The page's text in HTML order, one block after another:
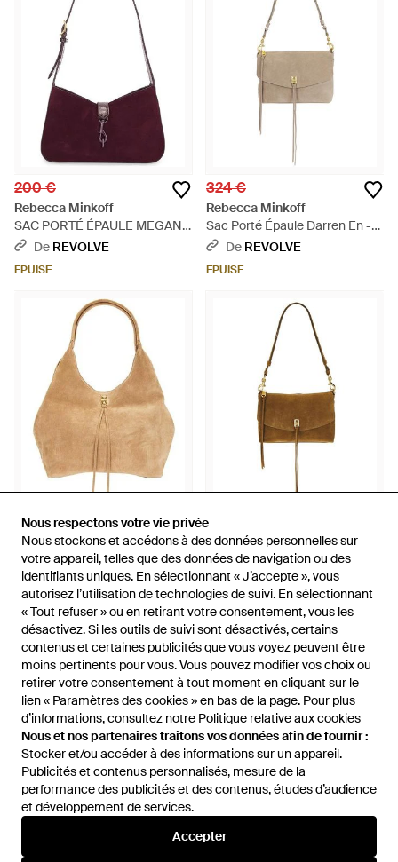
Nous respectons votre vie privée
Nous stockons et accédons à des données personnelles sur
votre appareil, telles que des données de navigation ou des
identifiants uniques. En sélectionnant « J’accepte », vous
autorisez l’utilisation de technologies de suivi. En sélectionnant
« Tout refuser » ou en retirant votre consentement, vous les
désactivez. Si les outils de suivi sont désactivés, certains
contenus et certaines publicités que vous voyez peuvent être
moins pertinents pour vous. Vous pouvez modifier vos choix ou
retirer votre consentement à tout moment en cliquant sur le
lien « Paramètres des cookies » en bas de la page. Pour plus
d’informations, consultez notre Politique relative aux cookies
Nous et nos partenaires traitons vos données afin de fournir :
Stocker et/ou accéder à des informations sur un appareil.
Publicités et contenus personnalisés, mesure de la
performance des publicités et des contenus, études d’audience
et développement de services.
Accepter
Nous respectons votre vie privée
Nous stockons et accédons à des données personnelles sur
votre appareil, telles que des données de navigation ou des
identifiants uniques. En sélectionnant « J’accepte », vous
autorisez l’utilisation de technologies de suivi. En sélectionnant
« Tout refuser » ou en retirant votre consentement, vous les
désactivez. Si les outils de suivi sont désactivés, certains
contenus et certaines publicités que vous voyez peuvent être
moins pertinents pour vous. Vous pouvez modifier vos choix ou
retirer votre consentement à tout moment en cliquant sur le
lien « Paramètres des cookies » en bas de la page. Pour plus
d’informations, consultez notre Politique relative aux cookies
Nous et nos partenaires traitons vos données afin de fournir :
Stocker et/ou accéder à des informations sur un appareil.
Publicités et contenus personnalisés, mesure de la
performance des publicités et des contenus, études d’audience
et développement de services.
Accepter
200 €
Rebecca Minkoff
SAC PORTÉ ÉPAULE MEGAN
en Burgundy. - Violet
De REVOLVE
ÉPUISÉ
324 €
Rebecca Minkoff
Sac Porté Épaule Darren En -
Blanc
De REVOLVE
ÉPUISÉ
425 €
Rebecca Minkoff
SAC DARREN en Tan. - Neutre
De REVOLVE
ÉPUISÉ
278 €
Rebecca Minkoff
Sac Porté Épaule Darren En -
Marron
De REVOLVE
International